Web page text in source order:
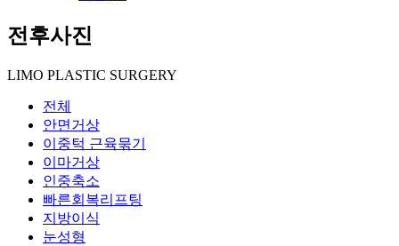
전후사진
LIMO PLASTIC SURGERY
전체
안면거상
이중턱 근육묶기
이마거상
인중축소
빠른회복리프팅
지방이식
눈성형